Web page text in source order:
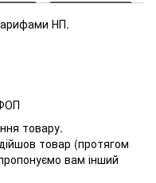
НП.
товару.
товар (протягом
вам інший